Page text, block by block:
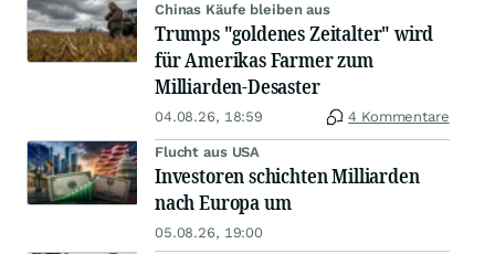
Chinas Käufe bleiben aus
Trumps "goldenes Zeitalter" wird
für Amerikas Farmer zum
Milliarden-Desaster
04.08.26, 18:59 4 Kommentare
Flucht aus USA
Investoren schichten Milliarden
nach Europa um
05.08.26, 19:00